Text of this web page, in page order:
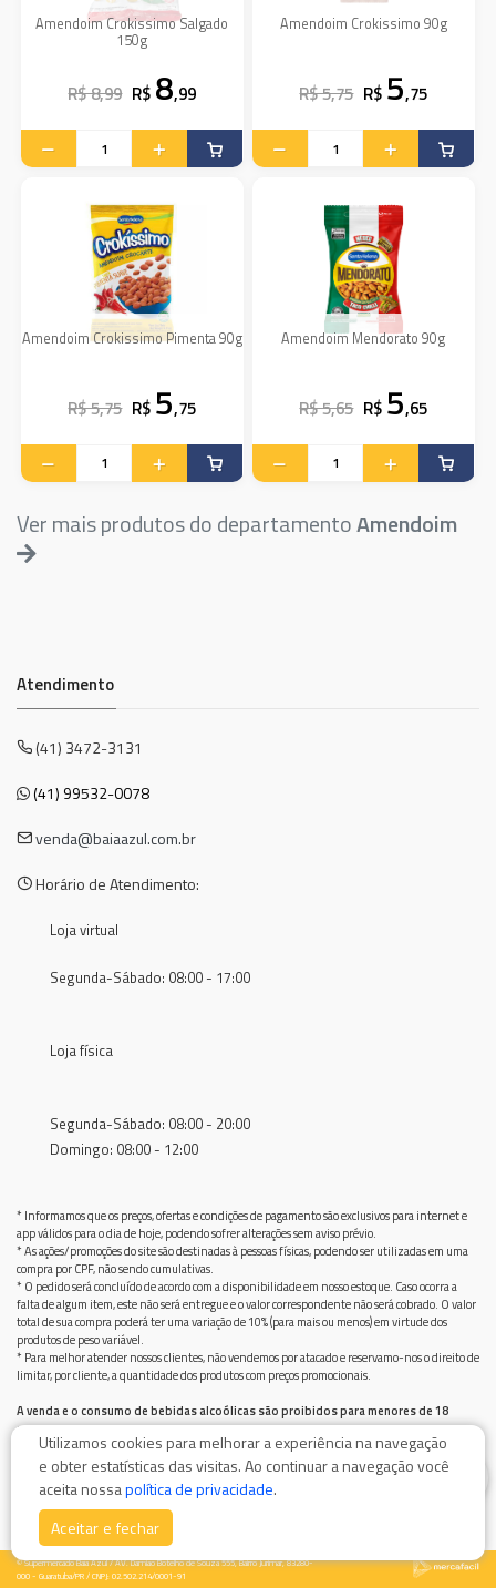
Amendoim Crokissimo Salgado
150g
R$ 8,99 R$ 8,99
Amendoim Crokissimo 90g
R$ 5,75 R$ 5,75
Amendoim Crokissimo Pimenta 90g
R$ 5,75 R$ 5,75
Amendoim Mendorato 90g
R$ 5,65 R$ 5,65
Ver mais produtos do departamentoAmendoim
Atendimento
(41) 3472-3131
(41) 99532-0078
venda@baiaazul.com.br
Horário de Atendimento:
Loja virtual
Segunda-Sábado: 08:00 - 17:00
Loja física
Segunda-Sábado: 08:00 - 20:00
Domingo: 08:00 - 12:00
* Informamos que os preços, ofertas e condições de pagamento são exclusivos para internet e
app válidos para o dia de hoje, podendo sofrer alterações sem aviso prévio.
* As ações/promoções do site são destinadas à pessoas físicas, podendo ser utilizadas em uma
compra por CPF, não sendo cumulativas.
* O pedido será concluído de acordo com a disponibilidade em nosso estoque. Caso ocorra a
falta de algum item, este não será entregue e o valor correspondente não será cobrado. O valor
total de sua compra poderá ter uma variação de 10% (para mais ou menos) em virtude dos
produtos de peso variável.
* Para melhor atender nossos clientes, não vendemos por atacado e reservamo-nos o direito de
limitar, por cliente, a quantidade dos produtos com preços promocionais.
A venda e o consumo de bebidas alcoólicas são proibidos para menores de 18
anos.
Bebida alcoólica pode causar dependência química e, em excesso, provoca graves males à saúde.
Beba com moderação
© Supermercado Baía Azul / AV. Damiao Botelho de Souza 555, Bairro Jurimar, 83280-
000 - Guaratuba/PR / CNPJ: 02.502.214/0001-91
Utilizamos cookies para melhorar a experiência na navegação
e obter estatísticas das visitas. Ao continuar a navegação você
aceita nossapolítica de privacidade.
Aceitar e fechar